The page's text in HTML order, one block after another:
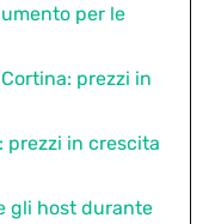
per le
prezzi in
prezzi in crescita
gli host durante